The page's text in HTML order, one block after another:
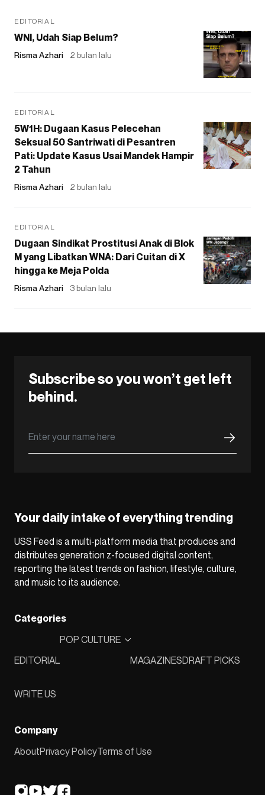
EDITORIAL
WNI, Udah Siap Belum?
Risma Azhari 2 bulan lalu
EDITORIAL
5W1H: Dugaan Kasus Pelecehan
Seksual 50 Santriwati di Pesantren
Pati: Update Kasus Usai Mandek Hampir
2 Tahun
Risma Azhari 2 bulan lalu
EDITORIAL
Dugaan Sindikat Prostitusi Anak di Blok
M yang Libatkan WNA: Dari Cuitan di X
hingga ke Meja Polda
Risma Azhari 3 bulan lalu
Subscribe so you won’t get left
behind.
Your daily intake of everything trending
USS Feed is a multi-platform media that produces and
distributes generation z-focused digital content,
reporting the latest trends on fashion, lifestyle, culture,
and music to its audience.
Categories
EDITORIAL
POP CULTURE
MAGAZINESDRAFT PICKS
WRITE US
Company
AboutPrivacy PolicyTerms of Use